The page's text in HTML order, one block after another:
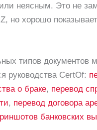
неясным. Это не
но хорошо
типов документов
руководства CertOf:
о браке, перевод
, перевод договора
банковских